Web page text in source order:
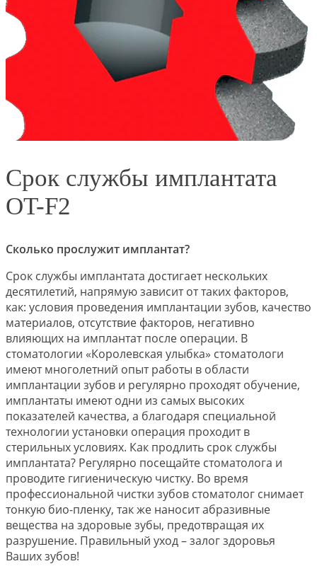
Срок службы имплантата
OT-F2
Сколько прослужит имплантат?
Срок службы имплантата достигает нескольких
десятилетий, напрямую зависит от таких факторов,
как: условия проведения имплантации зубов, качество
материалов, отсутствие факторов, негативно
влияющих на имплантат после операции. В
стоматологии «Королевская улыбка» стоматологи
имеют многолетний опыт работы в области
имплантации зубов и регулярно проходят обучение,
имплантаты имеют одни из самых высоких
показателей качества, а благодаря специальной
технологии установки операция проходит в
стерильных условиях. Как продлить срок службы
имплантата? Регулярно посещайте стоматолога и
проводите гигиеническую чистку. Во время
профессиональной чистки зубов стоматолог снимает
тонкую био-пленку, так же наносит абразивные
вещества на здоровые зубы, предотвращая их
разрушение. Правильный уход – залог здоровья
Ваших зубов!